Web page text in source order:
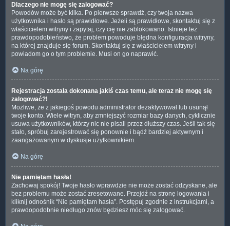
Dlaczego nie mogę się zalogować?
Powodów może być kilka. Po pierwsze sprawdź, czy twoja nazwa
użytkownika i hasło są prawidłowe. Jeżeli są prawidłowe, skontaktuj się z
właścicielem witryny i zapytaj, czy cię nie zablokowano. Istnieje też
prawdopodobieństwo, że problem powoduje błędna konfiguracja witryny,
na której znajduje się forum. Skontaktuj się z właścicielem witryny i
powiadom go o tym problemie. Musi on go naprawić.
Na górę
Rejestracja została dokonana jakiś czas temu, ale teraz nie mogę się
zalogować?!
Możliwe, że z jakiegoś powodu administrator dezaktywował lub usunął
twoje konto. Wiele witryn, aby zmniejszyć rozmiar bazy danych, cyklicznie
usuwa użytkowników, którzy nic nie pisali przez dłuższy czas. Jeśli tak się
stało, spróbuj zarejestrować się ponownie i bądź bardziej aktywnym i
zaangażowanym w dyskusje użytkownikiem.
Na górę
Nie pamiętam hasła!
Zachowaj spokój! Twoje hasło wprawdzie nie może zostać odzyskane, ale
bez problemu może zostać zresetowane. Przejdź na stronę logowania i
kliknij odnośnik “Nie pamiętam hasła”. Postępuj zgodnie z instrukcjami, a
prawdopodobnie niedługo znów będziesz móc się zalogować.